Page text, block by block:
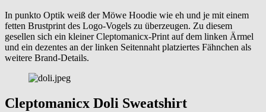
In punkto Optik weiß der Möwe Hoodie wie eh und je mit einem
fetten Brustprint des Logo-Vogels zu überzeugen. Zu diesem
gesellen sich ein kleiner Cleptomanicx-Print auf dem linken Ärmel
und ein dezentes an der linken Seitennaht platziertes Fähnchen als
weitere Brand-Details.
Cleptomanicx Doli Sweatshirt